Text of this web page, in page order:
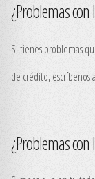
¿Problemas con
Si tienes problemas
de crédito, escríbenos
¿Problemas